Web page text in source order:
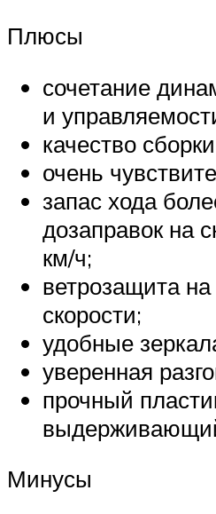
Плюсы
сочетание
и
качество
очень
запас хода
дозаправок на
км/ч;
ветрозащита
скорости;
удобные
уверенная
прочный
Минусы